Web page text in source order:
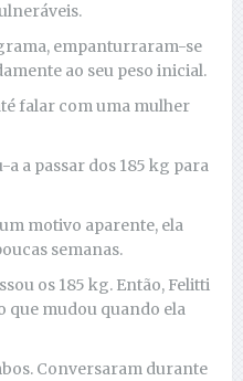
empanturraram-se
ao seu peso inicial.
falar com uma mulher
a a passar dos 185 kg para
motivo aparente, ela
semanas.
os 185 kg. Então, Felitti
mudou quando ela
Conversaram durante